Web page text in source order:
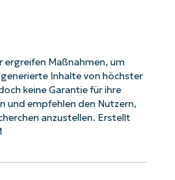
ergreifen Maßnahmen, um
Inhalte von höchster
keine Garantie für ihre
und empfehlen den Nutzern,
anzustellen. Erstellt